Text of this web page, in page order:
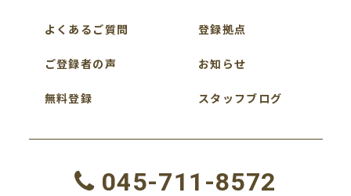
よくあるご質問
ご登録者の声
無料登録
登録拠点
お知らせ
スタッフブログ
045-711-8572